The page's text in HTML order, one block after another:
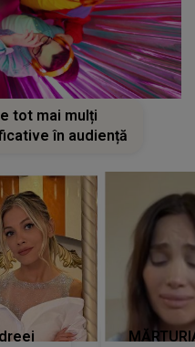
tot mai mulți
în audiență